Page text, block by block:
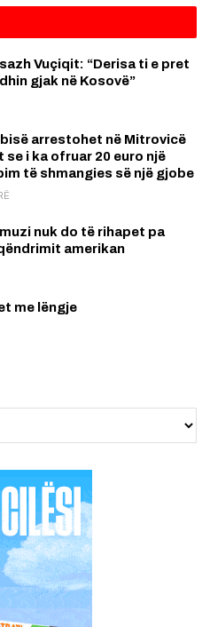
Vuçiqit: “Derisa ti e pret
gjak në Kosovë”
arrestohet në Mitrovicë
se i ka ofruar 20 euro një
të shmangies së një gjobe
nuk do të rihapet pa
amerikan
me lëngje